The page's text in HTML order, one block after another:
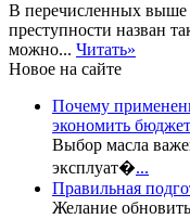
В перечисленных выше
преступности назван
можно... Читать»
Новое на сайте
Почему
экономить
Выбор масла
эксплуат�...
Правильная
Желание